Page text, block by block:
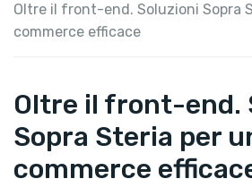
Oltre il front-end. Soluzioni Sopra
commerce efficace
Oltre il front-end.
Sopra Steria per
commerce